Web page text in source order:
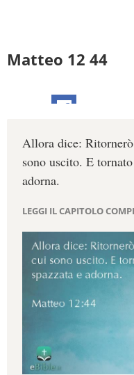
Matteo 12 44
Allora dice:
sono uscito. E
adorna.
LEGGI IL CAPITOLO